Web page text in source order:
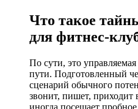
Что такое
для фитнес-
По сути, это
пути. Подготовленный
сценарий обычного
звонит, пишет, приходит
иногда посещает